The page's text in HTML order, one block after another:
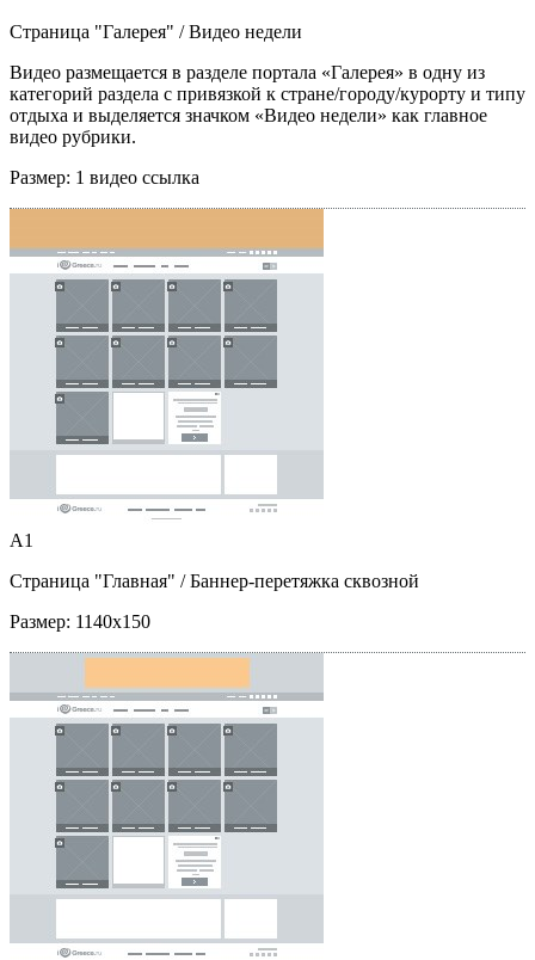
Страница "Галерея" / Видео недели
Видео размещается в разделе портала «Галерея» в одну из
категорий раздела с привязкой к стране/городу/курорту и типу
отдыха и выделяется значком «Видео недели» как главное
видео рубрики.
Размер: 1 видео ссылка
A1
Страница "Главная" / Баннер-перетяжка сквозной
Размер: 1140x150